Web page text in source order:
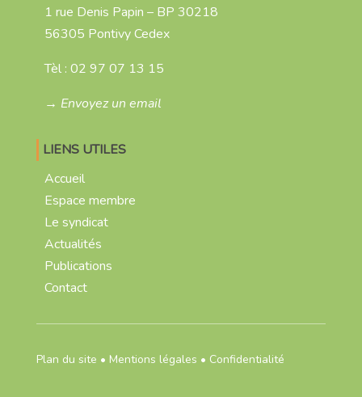
1 rue Denis Papin – BP 30218
56305 Pontivy Cedex
Tèl : 02 97 07 13 15
→ Envoyez un email
LIENS UTILES
Accueil
Espace membre
Le syndicat
Actualités
Publications
Contact
Plan du site • Mentions légales • Confidentialité